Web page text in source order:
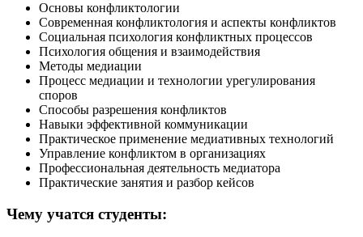
Основы конфликтологии
Современная конфликтология и аспекты конфликтов
Социальная психология конфликтных процессов
Психология общения и взаимодействия
Методы медиации
Процесс медиации и технологии урегулирования
споров
Способы разрешения конфликтов
Навыки эффективной коммуникации
Практическое применение медиативных технологий
Управление конфликтом в организациях
Профессиональная деятельность медиатора
Практические занятия и разбор кейсов
Чему учатся студенты: